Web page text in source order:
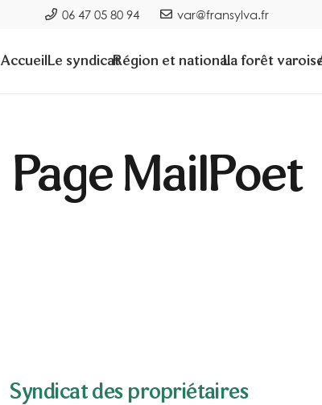
06 47 05 80 94 var@fransylva.fr
Accueil Le syndicatRégion et nationalLa forêt
Page MailPoet
Syndicat des propriétaires